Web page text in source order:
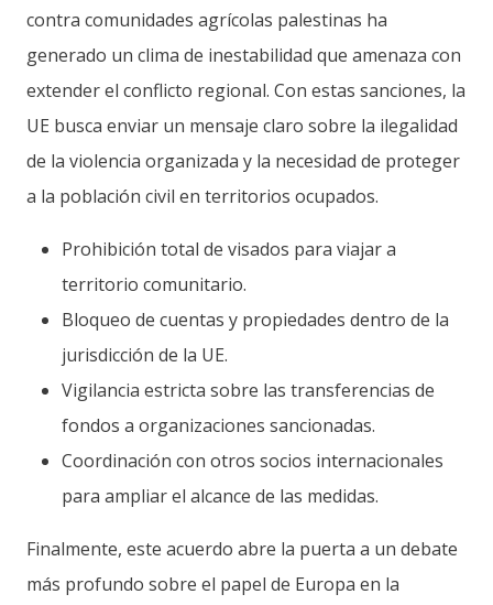
contra comunidades agrícolas palestinas ha
generado un clima de inestabilidad que amenaza con
extender el conflicto regional. Con estas sanciones, la
UE busca enviar un mensaje claro sobre la ilegalidad
de la violencia organizada y la necesidad de proteger
a la población civil en territorios ocupados.
Prohibición total de visados para viajar a
territorio comunitario.
Bloqueo de cuentas y propiedades dentro de la
jurisdicción de la UE.
Vigilancia estricta sobre las transferencias de
fondos a organizaciones sancionadas.
Coordinación con otros socios internacionales
para ampliar el alcance de las medidas.
Finalmente, este acuerdo abre la puerta a un debate
más profundo sobre el papel de Europa en la